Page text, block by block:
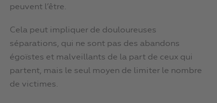
peuvent l’être.
Cela peut impliquer de douloureuses
séparations, qui ne sont pas des abandons
égoïstes et malveillants de la part de ceux qui
partent, mais le seul moyen de limiter le nombre
de victimes.